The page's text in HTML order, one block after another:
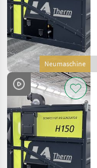
Neumaschine